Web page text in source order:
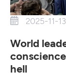
2025-11-13
World
hell